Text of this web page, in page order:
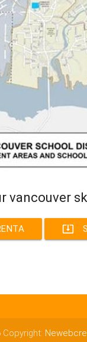
vancouver
system_update_alt